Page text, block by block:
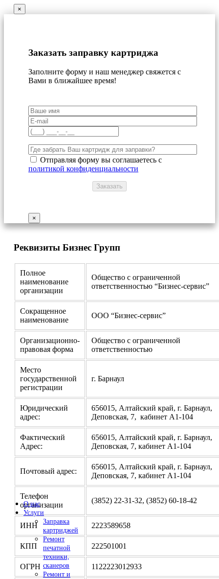
О нас
Услуги
Заправка
картриджей
Ремонт
печатной
техники,
сканеров
Ремонт и
×
Заказать заправку картриджа
Заполните форму и наш менеджер свяжется с
Вами в ближайшее время!
Отправляя форму вы соглашаетесь с
политикой конфиденциальности
×
Реквизиты Бизнес Групп
Полное
наименование
организации
Общество с ограниченной
ответственностью “Бизнес-сервис”
Сокращенное
наименование
ООО “Бизнес-сервис”
Организационно-
правовая форма
Общество с ограниченной
ответственностью
Место
государственной
регистрации
г. Барнаул
Юридический
адрес:
656015, Алтайский край, г. Барнаул,
Деповская, 7, кабинет А1-104
Фактический
Адрес:
656015, Алтайский край, г. Барнаул,
Деповская, 7, кабинет А1-104
Почтовый адрес:
656015, Алтайский край, г. Барнаул,
Деповская, 7, кабинет А1-104
Телефон
организации
(3852) 22-31-32, (3852) 60-18-42
ИНН 2223589658
КПП 222501001
ОГРН 1122223012933